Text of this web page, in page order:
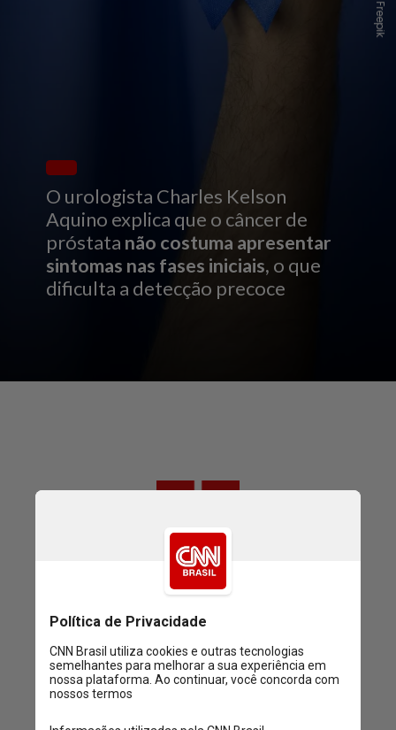
O urologista Charles Kelson
Aquino explica que o câncer de
próstata não costuma apresentar
sintomas nas fases iniciais, o que
dificulta a detecção precoce
F
r
e
e
p
i
k